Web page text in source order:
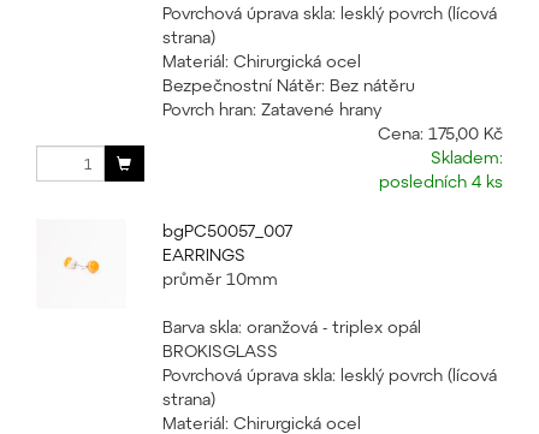
Povrchová úprava skla: lesklý povrch (lícová
strana)
Materiál: Chirurgická ocel
Bezpečnostní Nátěr: Bez nátěru
Povrch hran: Zatavené hrany
Cena: 175,00 Kč
Skladem:
posledních 4 ks
bgPC50057_007
EARRINGS
průměr 10mm
Barva skla: oranžová - triplex opál
BROKISGLASS
Povrchová úprava skla: lesklý povrch (lícová
strana)
Materiál: Chirurgická ocel